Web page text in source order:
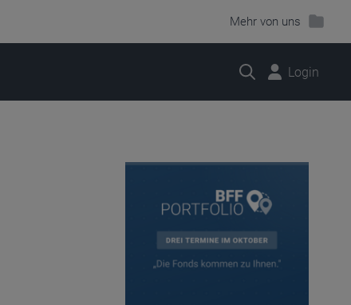
Mehr von uns
Suche Login